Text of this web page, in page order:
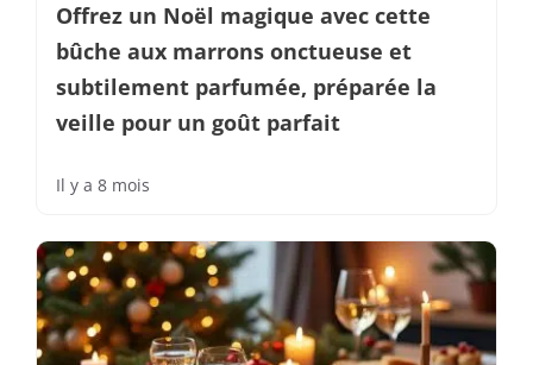
Offrez un Noël magique avec cette
bûche aux marrons onctueuse et
subtilement parfumée, préparée la
veille pour un goût parfait
Il y a 8 mois